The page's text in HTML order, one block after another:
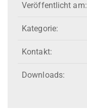
Veröffentlicht am:
Kategorie:
Kontakt:
Downloads: